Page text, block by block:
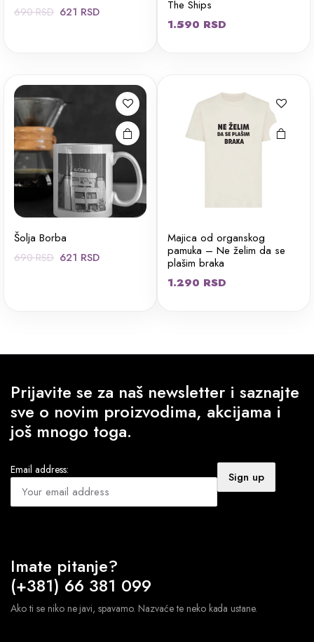
690RSD Originalna
621 RSDTrenutna
The Ships
1.590 RSD
Šolja Borba
690RSD Originalna
621 RSDTrenutna
Opcije
mogu biti
izabrane
na stranici
Majica od organskog
pamuka – Ne želim da se
plašim braka
1.290 RSD
Prijavite se za naš newsletter i saznajte
sve o novim proizvodima, akcijama i
još mnogo toga.
Email address:
Imate pitanje?
(+381) 66 381 099
Ako ti se niko ne javi, spavamo. Nazvaće te neko kada ustane.